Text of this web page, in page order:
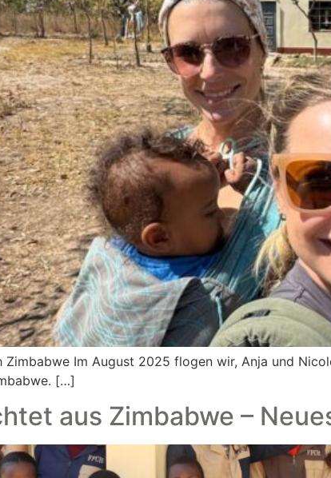
Zimbabwe Im August 2025 flogen wir, Anja und
[…]
aus Zimbabwe –